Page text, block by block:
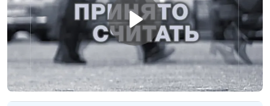
терапевт
Сверхчувствительность:
как защитить себя
Юлия Синицына,
Ирина Полищук,
психолог, телесно-
ориентированный
терапевт
#971